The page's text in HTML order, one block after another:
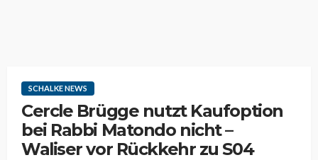
SCHALKE NEWS
Cercle Brügge nutzt Kaufoption
bei Rabbi Matondo nicht –
Waliser vor Rückkehr zu S04